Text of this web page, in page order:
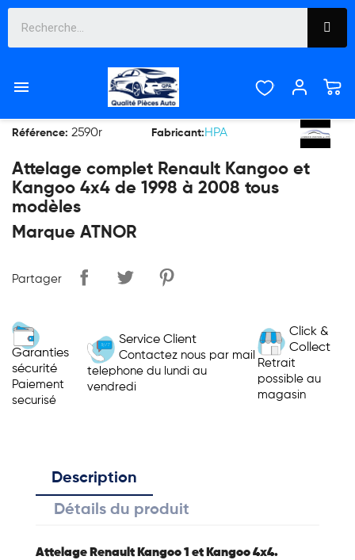

ATTELAGE RENAULT KANGOO
Référence: 2590r Fabricant: HPA
Attelage complet Renault Kangoo et
Kangoo 4x4 de 1998 à 2008 tous
modèles
Marque ATNOR
Partager
Garanties
sécurité
Paiement
securisé
Service Client
Contactez nous par mail
telephone du lundi au
vendredi
Click &
Collect
Retrait
possible au
magasin
Description
Détails du produit
Attelage Renault Kangoo 1 et Kangoo 4x4.